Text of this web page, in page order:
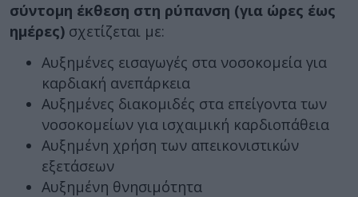
σύντομη έκθεση στη ρύπανση (για ώρες έως
ημέρες) σχετίζεται με:
Αυξημένες εισαγωγές στα νοσοκομεία για
καρδιακή ανεπάρκεια
Αυξημένες διακομιδές στα επείγοντα των
νοσοκομείων για ισχαιμική καρδιοπάθεια
Αυξημένη χρήση των απεικονιστικών
εξετάσεων
Αυξημένη θνησιμότητα